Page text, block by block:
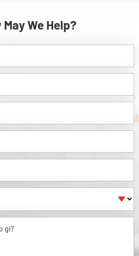
May We Help?
